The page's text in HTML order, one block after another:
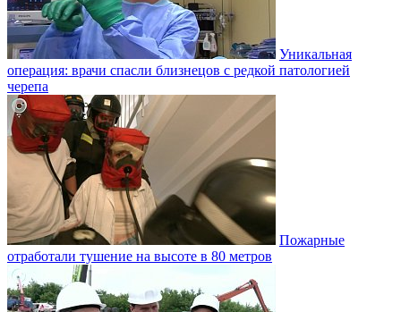
Уникальная
операция: врачи спасли близнецов с редкой патологией
черепа
Пожарные
отработали тушение на высоте в 80 метров